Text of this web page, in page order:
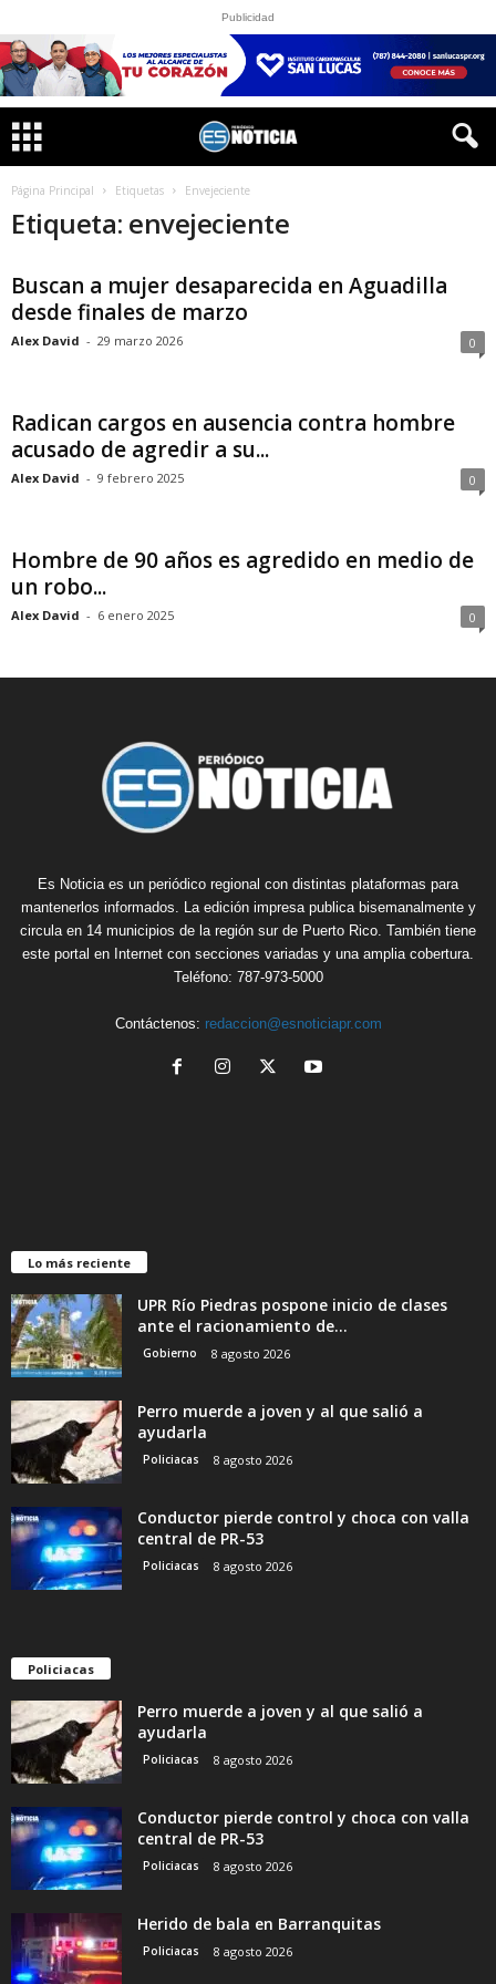
Publicidad
Página Principal Etiquetas Envejeciente
Etiqueta: envejeciente
Buscan a mujer desaparecida en Aguadilla
desde finales de marzo
Alex David - 29 marzo 2026 0
Radican cargos en ausencia contra hombre
acusado de agredir a su...
Alex David - 9 febrero 2025 0
Hombre de 90 años es agredido en medio de
un robo...
Alex David - 6 enero 2025 0
Es Noticia es un periódico regional con distintas plataformas para
mantenerlos informados. La edición impresa publica bisemanalmente y
circula en 14 municipios de la región sur de Puerto Rico. También tiene
este portal en Internet con secciones variadas y una amplia cobertura.
Teléfono: 787-973-5000
Contáctenos: redaccion@esnoticiapr.com
Lo más reciente
UPR Río Piedras pospone inicio de clases
ante el racionamiento de...
Gobierno 8 agosto 2026
Perro muerde a joven y al que salió a
ayudarla
Policiacas 8 agosto 2026
Conductor pierde control y choca con valla
central de PR-53
Policiacas 8 agosto 2026
Policiacas
Perro muerde a joven y al que salió a
ayudarla
Policiacas 8 agosto 2026
Conductor pierde control y choca con valla
central de PR-53
Policiacas 8 agosto 2026
Herido de bala en Barranquitas
Policiacas 8 agosto 2026